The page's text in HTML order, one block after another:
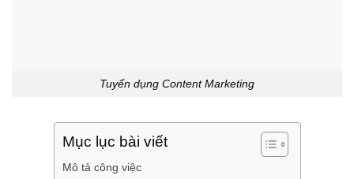
Tuyển dụng Content Marketing
Mục lục bài viết
Mô tả công việc